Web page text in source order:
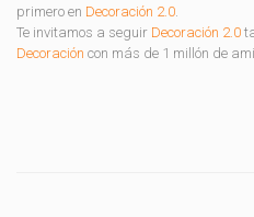
primero en Decoración 2.0.
Te invitamos a seguir Decoración 2.0
Decoración con más de 1 millón de